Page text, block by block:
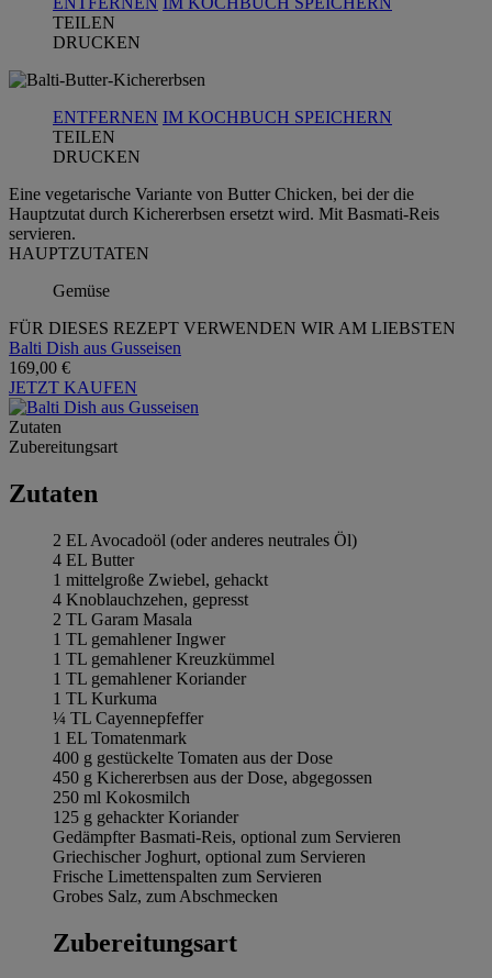
TEILEN
DRUCKEN
ENTFERNEN IM KOCHBUCH SPEICHERN
TEILEN
DRUCKEN
Eine vegetarische Variante von Butter Chicken, bei der die
Hauptzutat durch Kichererbsen ersetzt wird. Mit Basmati-Reis
servieren.
HAUPTZUTATEN
Gemüse
FÜR DIESES REZEPT VERWENDEN WIR AM LIEBSTEN
Balti Dish aus Gusseisen
169,00 €
JETZT KAUFEN
Zutaten
Zubereitungsart
Zutaten
2 EL Avocadoöl (oder anderes neutrales Öl)
4 EL Butter
1 mittelgroße Zwiebel, gehackt
4 Knoblauchzehen, gepresst
2 TL Garam Masala
1 TL gemahlener Ingwer
1 TL gemahlener Kreuzkümmel
1 TL gemahlener Koriander
1 TL Kurkuma
¼ TL Cayennepfeffer
1 EL Tomatenmark
400 g gestückelte Tomaten aus der Dose
450 g Kichererbsen aus der Dose, abgegossen
250 ml Kokosmilch
125 g gehackter Koriander
Gedämpfter Basmati-Reis, optional zum Servieren
Griechischer Joghurt, optional zum Servieren
Frische Limettenspalten zum Servieren
Grobes Salz, zum Abschmecken
Zubereitungsart